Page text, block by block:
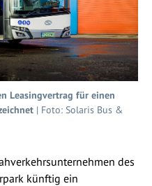
Leasingvertrag für einen
| Foto: Solaris Bus &
des
künftig ein